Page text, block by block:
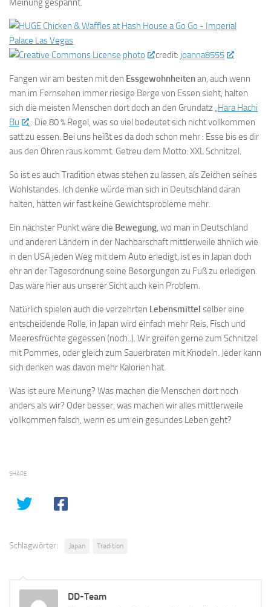
Meinung gespannt.
photo credit: joanna8555
Fangen wir am besten mit den Essgewohnheitenan, auch wenn
man im Fernsehen immer riesige Berge von Essen sieht, halten
sich die meisten Menschen dort doch an den Grundatz „Hara Hachi
Bu
„: Die 80 % Regel, was so viel bedeutet sich nicht vollkommen
satt zu essen. Bei uns heißt es da doch schon mehr : Esse bis es dir
aus den Ohren raus kommt. Getreu dem Motto: XXL Schnitzel.
So ist es auch Tradition etwas stehen zu lassen, als Zeichen seines
Wohlstandes. Ich denke würde man sich in Deutschland daran
halten, hätten wir fast keine Gewichtsprobleme mehr.
Ein nächster Punkt wäre die Bewegung, wo man in Deutschland
und anderen Ländern in der Nachbarschaft mittlerweile ähnlich wie
in den USA jeden Weg mit dem Auto erledigt, ist es in Japan doch
ehr an der Tagesordnung seine Besorgungen zu Fuß zu erledigen.
Das wäre hier aus unserer Sicht auch kein Problem.
Natürlich spielen auch die verzehrten Lebensmittel selber eine
entscheidende Rolle, in Japan wird einfach mehr Reis, Fisch und
Meeresfrüchte gegessen (noch..). Wir greifen gerne zum Schnitzel
mit Pommes, oder gleich zum Sauerbraten mit Knödeln. Jeder kann
sich denken was davon mehr Kalorien hat.
Was ist eure Meinung? Was machen die Menschen dort noch
anders als wir? Oder besser, was machen wir alles mittlerweile
vollkommen falsch, wenn es um ein gesundes Leben geht?
SHARE
Schlagwörter: Japan Tradition
DD-Team